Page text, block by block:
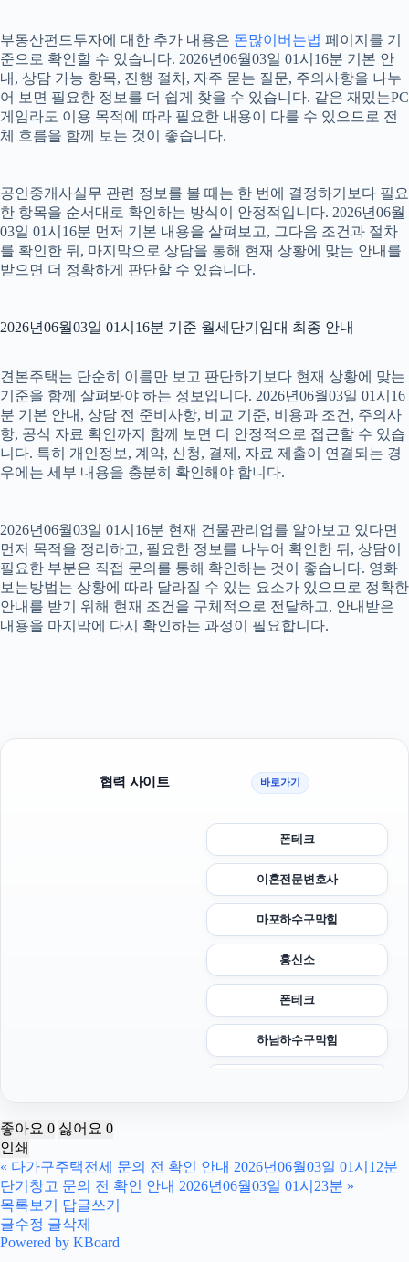
부동산펀드투자에 대한 추가 내용은 돈많이버는법 페이지를 기
준으로 확인할 수 있습니다. 2026년06월03일 01시16분 기본 안
내, 상담 가능 항목, 진행 절차, 자주 묻는 질문, 주의사항을 나누
어 보면 필요한 정보를 더 쉽게 찾을 수 있습니다. 같은 재밌는PC
게임라도 이용 목적에 따라 필요한 내용이 다를 수 있으므로 전
체 흐름을 함께 보는 것이 좋습니다.
공인중개사실무 관련 정보를 볼 때는 한 번에 결정하기보다 필요
한 항목을 순서대로 확인하는 방식이 안정적입니다. 2026년06월
03일 01시16분 먼저 기본 내용을 살펴보고, 그다음 조건과 절차
를 확인한 뒤, 마지막으로 상담을 통해 현재 상황에 맞는 안내를
받으면 더 정확하게 판단할 수 있습니다.
2026년06월03일 01시16분 기준 월세단기임대 최종 안내
견본주택는 단순히 이름만 보고 판단하기보다 현재 상황에 맞는
기준을 함께 살펴봐야 하는 정보입니다. 2026년06월03일 01시16
분 기본 안내, 상담 전 준비사항, 비교 기준, 비용과 조건, 주의사
항, 공식 자료 확인까지 함께 보면 더 안정적으로 접근할 수 있습
니다. 특히 개인정보, 계약, 신청, 결제, 자료 제출이 연결되는 경
우에는 세부 내용을 충분히 확인해야 합니다.
2026년06월03일 01시16분 현재 건물관리업를 알아보고 있다면
먼저 목적을 정리하고, 필요한 정보를 나누어 확인한 뒤, 상담이
필요한 부분은 직접 문의를 통해 확인하는 것이 좋습니다. 영화
보는방법는 상황에 따라 달라질 수 있는 요소가 있으므로 정확한
안내를 받기 위해 현재 조건을 구체적으로 전달하고, 안내받은
내용을 마지막에 다시 확인하는 과정이 필요합니다.
협력 사이트 바로가기
폰테크
이혼전문변호사
마포하수구막힘
흥신소
폰테크
하남하수구막힘
강동구하수구막힘
좋아요 0 싫어요 0
인쇄
« 다가구주택전세 문의 전 확인 안내 2026년06월03일 01시12분
단기창고 문의 전 확인 안내 2026년06월03일 01시23분 »
목록보기
답글쓰기
글수정 글삭제
Powered by KBoard